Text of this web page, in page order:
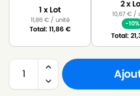
1 x Lot
11,86 €/ unité
Total:11,86€
2 x
10,67 €/
-10%
Total: